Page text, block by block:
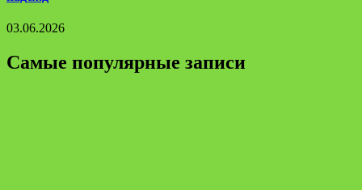
03.06.2026
Самые популярные записи